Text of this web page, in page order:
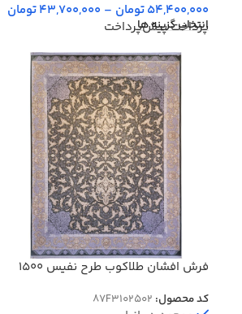
54,400,000تومان –
43,700,000تومان
انتخاب گزینه ها
پرداخت پیش‌پرداخت
فرش افشان طلاکوب طرح نفیس 1500
کد محصول: 87F3102502